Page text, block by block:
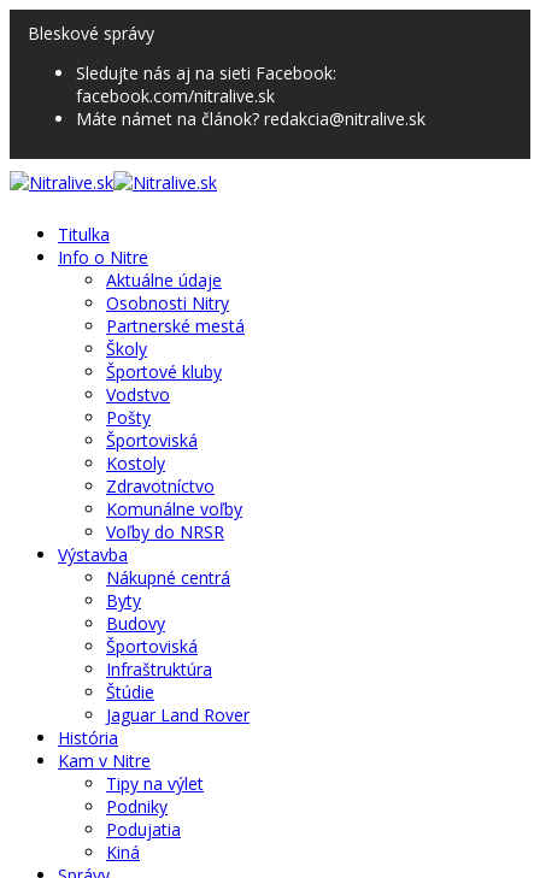
Bleskové správy
Sledujte nás aj na sieti Facebook:
facebook.com/nitralive.sk
Máte námet na článok? redakcia@nitralive.sk
Titulka
Info o Nitre
Aktuálne údaje
Osobnosti Nitry
Partnerské mestá
Školy
Športové kluby
Vodstvo
Pošty
Športoviská
Kostoly
Zdravotníctvo
Komunálne voľby
Voľby do NRSR
Výstavba
Nákupné centrá
Byty
Budovy
Športoviská
Infraštruktúra
Štúdie
Jaguar Land Rover
História
Kam v Nitre
Tipy na výlet
Podniky
Podujatia
Kiná